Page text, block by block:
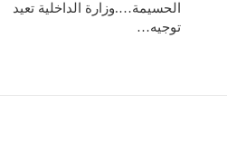
الحسيمة….وزارة الداخلية تعيد
توجيه…